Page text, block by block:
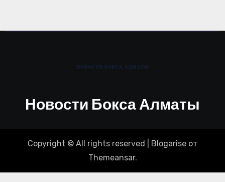
Новости Бокса Алматы
Copyright © All rights reserved Blogariseот
Themeansar.